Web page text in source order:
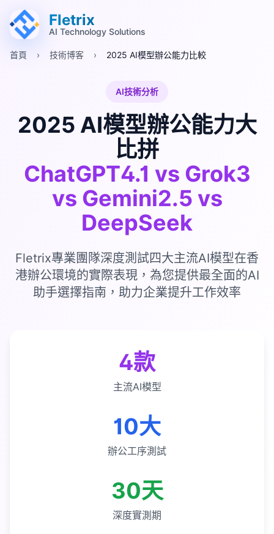
跳至主要內容 (Alt+M)
跳至頁尾 (Alt+F)
Fletrix
AI Technology Solutions
首頁 › 技術博客 › 2025 AI模型辦公能力比較
AI技術分析
2025 AI模型辦公能力大
比拼
ChatGPT4.1 vs Grok3
vs Gemini2.5 vs
DeepSeek
Fletrix專業團隊深度測試四大主流AI模型在香
港辦公環境的實際表現，為您提供最全面的AI
助手選擇指南，助力企業提升工作效率
4款
主流AI模型
10大
辦公工序測試
30天
深度實測期